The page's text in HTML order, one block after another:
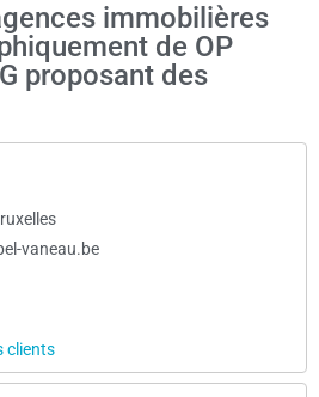
immobilières
de OP
proposant des
vaneau.be
clients